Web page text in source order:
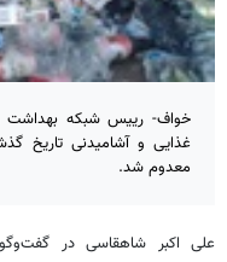
غذایی و آشامیدنی تاریخ
معدوم شد.
علی اکبر شاهقاسیدر